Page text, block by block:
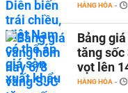
HÀNG HÓA -
Bảng
tăng
vọt lên
HÀNG HÓA -